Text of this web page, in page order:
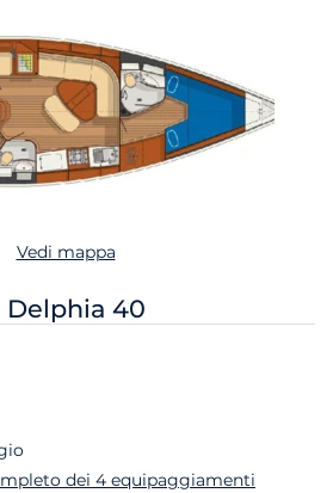
Vedi mappa
Delphia 40
dei 4 equipaggiamenti